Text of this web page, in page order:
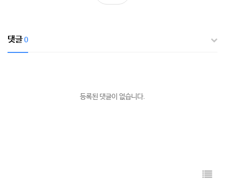
댓글0
등록된 댓글이 없습니다.